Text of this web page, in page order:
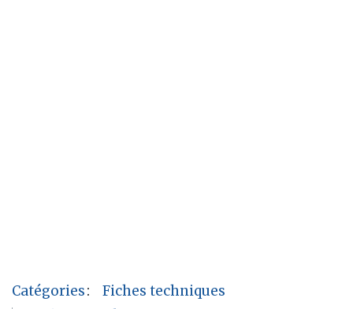
Catégories:
Fiches techniques